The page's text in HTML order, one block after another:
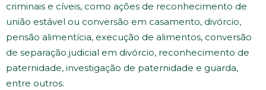
criminais e cíveis, como ações de reconhecimento de
união estável ou conversão em casamento, divórcio,
pensão alimentícia, execução de alimentos, conversão
de separação judicial em divórcio, reconhecimento de
paternidade, investigação de paternidade e guarda,
entre outros.